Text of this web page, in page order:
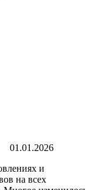
01.01.2026
и
на всех